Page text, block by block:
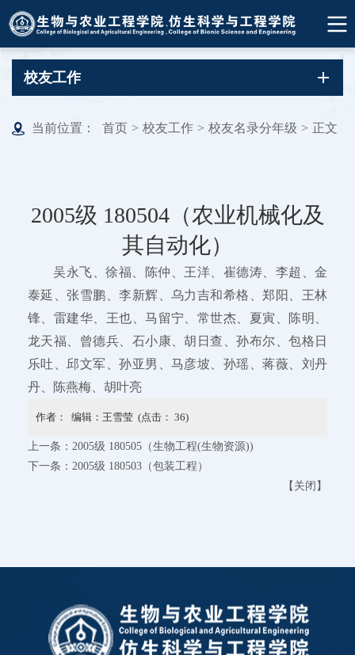
校友工作
当前位置： 首页 > 校友工作 > 校友名录分年级 > 正文
2005级 180504（农业机械化及
其自动化）
吴永飞、徐福、陈仲、王洋、崔德涛、李超、金
泰延、张雪鹏、李新辉、乌力吉和希格、郑阳、王林
锋、雷建华、王也、马留宁、常世杰、夏寅、陈明、
龙天福、曾德兵、石小康、胡日查、孙布尔、包格日
乐吐、邱文军、孙亚男、马彦坡、孙瑶、蒋薇、刘丹
丹、陈燕梅、胡叶亮
作者： 编辑：王雪莹 (点击： 36)
上一条： 2005级 180505（生物工程(生物资源))
下一条： 2005级 180503（包装工程）
【 关闭 】